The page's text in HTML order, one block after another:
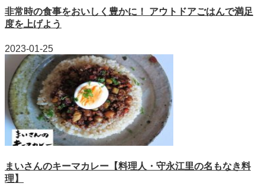
非常時の食事をおいしく豊かに！ アウトドアごはんで満足
度を上げよう
2023-01-25
まいさんのキーマカレー【料理人・守永江里の名もなき料
理】